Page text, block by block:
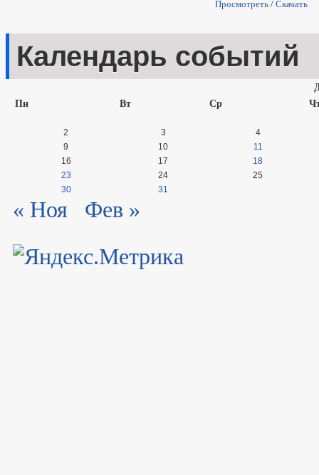
Просмотреть / Скачать
Календарь событий
Пн
Вт Ср
2 3
4
9
10
11
16
17
18
23
24
25
30
31
« Ноя Фев »